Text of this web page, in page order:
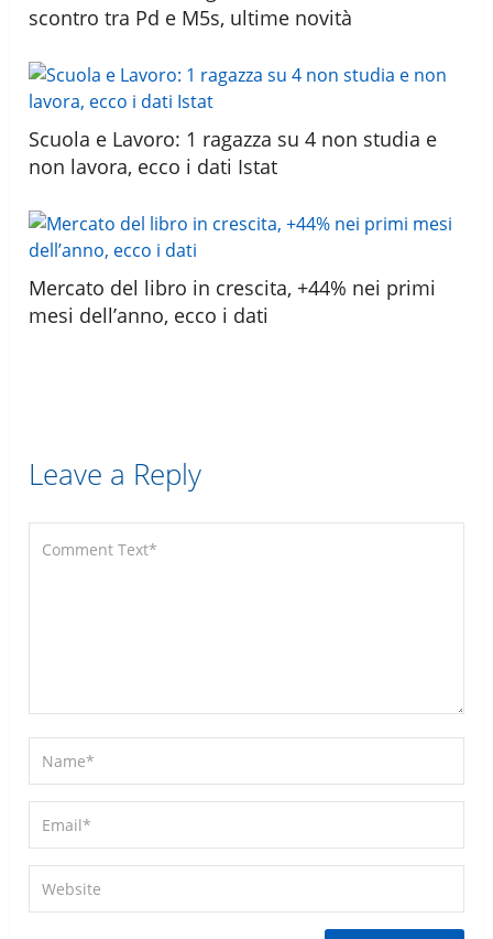
scontro tra Pd e M5s, ultime novità
Scuola e Lavoro: 1 ragazza su 4 non studia e
non lavora, ecco i dati Istat
Mercato del libro in crescita, +44% nei primi
mesi dell’anno, ecco i dati
Leave a Reply